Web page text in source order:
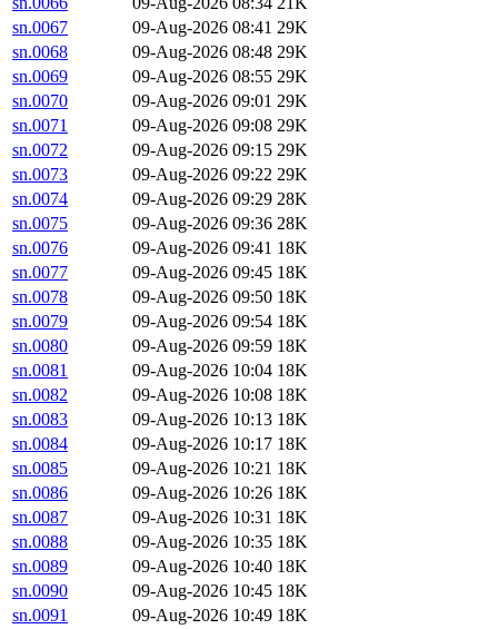
sn.0067
09-Aug-2026 08:41 29K
sn.0068
09-Aug-2026 08:48 29K
sn.0069
09-Aug-2026 08:55 29K
sn.0070
09-Aug-2026 09:01 29K
sn.0071
09-Aug-2026 09:08 29K
sn.0072
09-Aug-2026 09:15 29K
sn.0073
09-Aug-2026 09:22 29K
sn.0074
09-Aug-2026 09:29 28K
sn.0075
09-Aug-2026 09:36 28K
sn.0076
09-Aug-2026 09:41 18K
sn.0077
09-Aug-2026 09:45 18K
sn.0078
09-Aug-2026 09:50 18K
sn.0079
09-Aug-2026 09:54 18K
sn.0080
09-Aug-2026 09:59 18K
sn.0081
09-Aug-2026 10:04 18K
sn.0082
09-Aug-2026 10:08 18K
sn.0083
09-Aug-2026 10:13 18K
sn.0084
09-Aug-2026 10:17 18K
sn.0085
09-Aug-2026 10:21 18K
sn.0086
09-Aug-2026 10:26 18K
sn.0087
09-Aug-2026 10:31 18K
sn.0088
09-Aug-2026 10:35 18K
sn.0089
09-Aug-2026 10:40 18K
sn.0090
09-Aug-2026 10:45 18K
sn.0091
09-Aug-2026 10:49 18K